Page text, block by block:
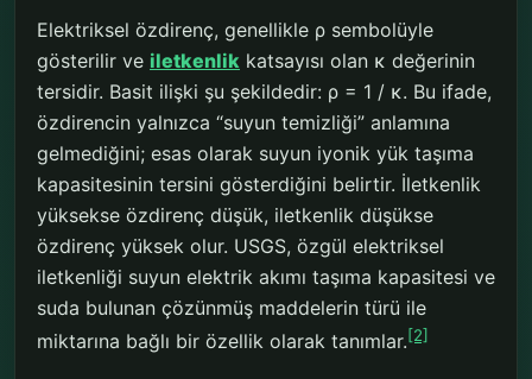
Elektriksel özdirenç, genellikle ρ sembolüyle
gösterilir ve iletkenlik katsayısı olan κ değerinin
tersidir. Basit ilişki şu şekildedir: ρ = 1 / κ. Bu ifade,
özdirencin yalnızca “suyun temizliği” anlamına
gelmediğini; esas olarak suyun iyonik yük taşıma
kapasitesinin tersini gösterdiğini belirtir. İletkenlik
yüksekse özdirenç düşük, iletkenlik düşükse
özdirenç yüksek olur. USGS, özgül elektriksel
iletkenliği suyun elektrik akımı taşıma kapasitesi ve
suda bulunan çözünmüş maddelerin türü ile
miktarına bağlı bir özellik olarak tanımlar.[2]